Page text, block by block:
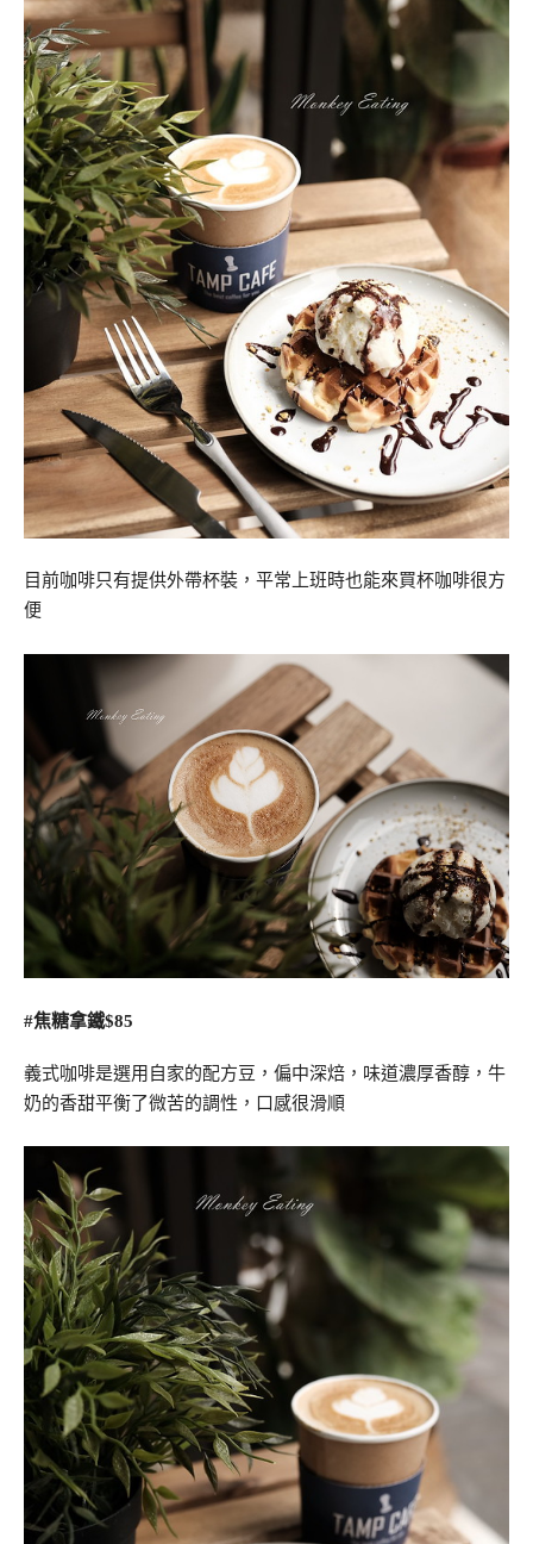
目前咖啡只有提供外帶杯裝，平常上班時也能來買杯咖啡很方
便
#焦糖拿鐵$85
義式咖啡是選用自家的配方豆，偏中深焙，味道濃厚香醇，牛
奶的香甜平衡了微苦的調性，口感很滑順